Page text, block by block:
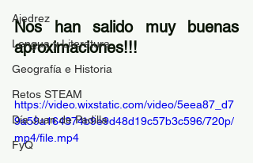
Ajedrez
Lengua y Literatura
Geografía e Historia
Retos STEAM
Día Juan de Padilla
FyQ
Nos han salido muy buenas
aproximaciones!!!
https://video.wixstatic.com/video/5eea87_d7
9a59a164374b9e9d48d19c57b3c596/720p/
mp4/file.mp4